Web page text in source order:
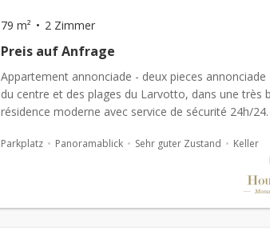
79 m² 2 Zimmer
Preis auf Anfrage
Appartement annonciade - deux pieces annonciade
du centre et des plages du Larvotto, dans une très
résidence moderne avec service de sécurité 24h/24.
Parkplatz Panoramablick Sehr guter Zustand Keller